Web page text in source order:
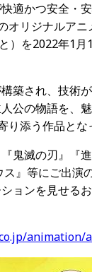
適かつ安全・
オリジナルア
）を2022年1
築され、技術
公の物語を、
添う作品とな
鬼滅の刃』『
』等にご出演
ョンを見せる
animation/